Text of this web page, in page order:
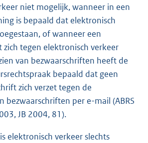
niet mogelijk, wanneer in een
is bepaald dat elektronisch
of wanneer een
tegen elektronisch verkeer
van bezwaarschriften heeft de
bepaald dat geen
zich verzet tegen de
bezwaarschriften per e-mail (ABRS
JB 2004, 81).
elektronisch verkeer slechts